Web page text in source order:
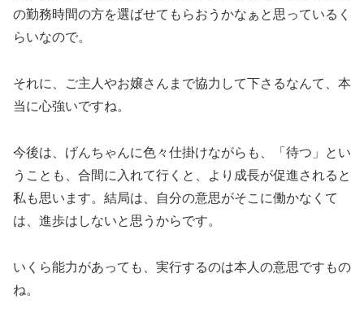
の勤務時間の方を選ばせてもらおうかなぁと思っているく
らいなので。
それに、ご主人やお嬢さんまで協力して下さるなんて、本
当に心強いですね。
今後は、げんちゃんに色々仕掛けながらも、「待つ」とい
うことも、合間に入れて行くと、より成長が促進されると
私も思います。結局は、自分の意思がそこに働かなくて
は、進歩はしないと思うからです。
いくら能力があっても、実行するのは本人の意思ですもの
ね。